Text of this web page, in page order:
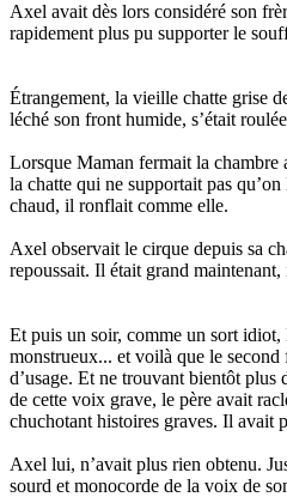
Axel avait dès lors considéré son
rapidement plus pu supporter le
Étrangement, la vieille chatte grise
léché son front humide, s’était
Lorsque Maman fermait la chambre
la chatte qui ne supportait pas
chaud, il ronflait comme elle.
Axel observait le cirque depuis sa
repoussait. Il était grand
Et puis un soir, comme un sort
monstrueux... et voilà que le second
d’usage. Et ne trouvant bientôt plus
de cette voix grave, le père avait
chuchotant histoires graves. Il avait
Axel lui, n’avait plus rien obtenu.
sourd et monocorde de la voix de